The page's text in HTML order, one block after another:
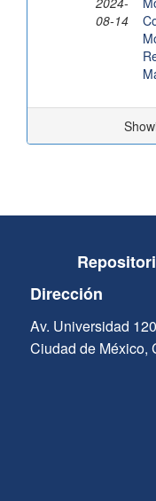
08-14
Dirección
Av. Universidad
Ciudad de México,